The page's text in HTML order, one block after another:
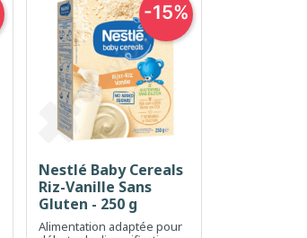
Aperçu rapide
Nestlé Baby Cereals
Riz-Vanille Sans
Gluten - 250 g
Alimentation adaptée pour
-15%